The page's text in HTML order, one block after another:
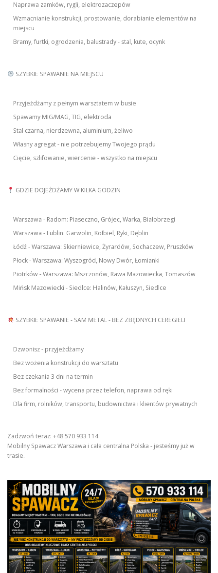
Naprawa zamków, rygli, elektrozaczepów
Wzmacnianie konstrukcji, prostowanie, dorabianie elementów na
miejscu
Bramy, furtki, ogrodzenia, balustrady - stal, kute, ocynk
SZYBKIE SPAWANIE NA MIEJSCU
Przyjeżdżamy z pełnym warsztatem w busie
Spawamy MIG/MAG, TIG, elektroda
Stal czarna, nierdzewna, aluminium, żeliwo
Własny agregat - nie potrzebujemy Twojego prądu
Cięcie, szlifowanie, wiercenie - wszystko na miejscu
GDZIE DOJEŻDŻAMY W KILKA GODZIN
Warszawa - Radom: Piaseczno, Grójec, Warka, Białobrzegi
Warszawa - Lublin: Garwolin, Kołbiel, Ryki, Dęblin
Łódź - Warszawa: Skierniewice, Żyrardów, Sochaczew, Pruszków
Płock - Warszawa: Wyszogród, Nowy Dwór, Łomianki
Piotrków - Warszawa: Mszczonów, Rawa Mazowiecka, Tomaszów
Mińsk Mazowiecki - Siedlce: Halinów, Kałuszyn, Siedlce
SZYBKIE SPAWANIE - SAM METAL - BEZ ZBĘDNYCH CEREGIELI
Dzwonisz - przyjeżdżamy
Bez wożenia konstrukcji do warsztatu
Bez czekania 3 dni na termin
Bez formalności - wycena przez telefon, naprawa od ręki
Dla firm, rolników, transportu, budownictwa i klientów prywatnych
Zadzwoń teraz: +48 570 933 114
Mobilny Spawacz Warszawa i cała centralna Polska - jesteśmy już w
trasie.